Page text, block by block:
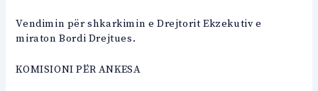
Vendimin për shkarkimin e Drejtorit Ekzekutiv e
miraton Bordi Drejtues.
KOMISIONI PËR ANKESA